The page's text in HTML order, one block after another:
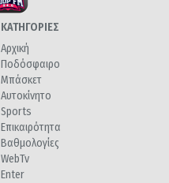
ΚΑΤΗΓΟΡΙΕΣ
Αρχική
Ποδόσφαιρο
Μπάσκετ
Αυτοκίνητο
Sports
Επικαιρότητα
Βαθμολογίες
WebTv
Enter